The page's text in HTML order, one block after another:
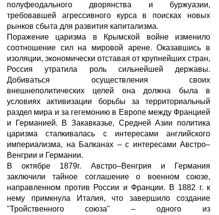
полуфеодального дворянства и буржуазии,
требовавшей агрессивного курса в поисках новых
рынков сбыта для развития капитализма.
Поражение царизма в Крымской войне изменило
соотношение сил на мировой арене. Оказавшись в
изоляции, экономически отставая от крупнейших стран,
Россия утратила роль сильнейшей державы.
Добиваться осуществления своих
внешнеполитических целей она должна была в
условиях активизации борьбы за территориальный
раздел мира и за гегемонию в Европе между Францией
и Германией. В Закавказье, Средней Азии политика
царизма сталкивалась с интересами английского
империализма, на Балканах – с интересами Австро–
Венгрии и Германии.
В октябре 1879г. Австро–Венгрия и Германия
заключили тайное соглашение о военном союзе,
направленном против России и Франции. В 1882 г. к
нему примкнула Италия, что завершило создание
"Тройственного союза" – одного из